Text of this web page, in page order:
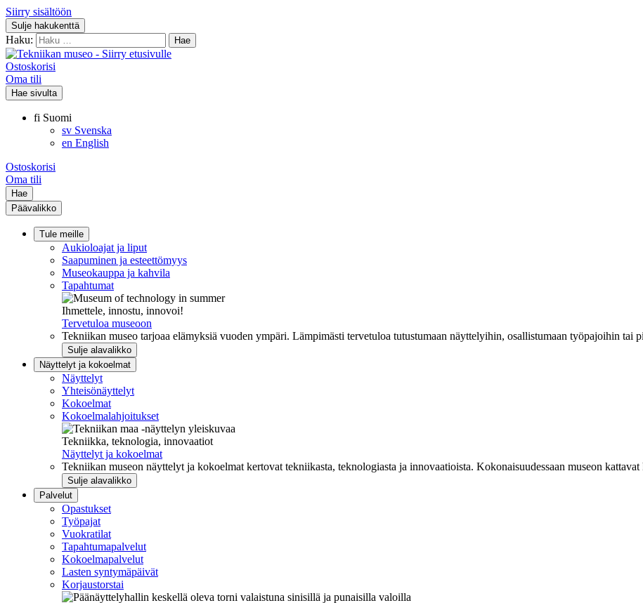
Siirry sisältöön
Sulje hakukenttä
Haku:
Ostoskorisi
Oma tili
Hae sivulta
fi Suomi
sv Svenska
en English
Ostoskorisi
Oma tili
Hae
Päävalikko
Tule meille
Aukioloajat ja liput
Saapuminen ja esteettömyys
Museokauppa ja kahvila
Tapahtumat
Ihmettele, innostu, innovoi!
Tervetuloa museoon
Tekniikan museo tarjoaa elämyksiä vuoden ympäri. Lämpimästi tervetuloa tutustumaan näyttelyihin, osallistumaan työpajoihin tai
Sulje alavalikko
Näyttelyt ja kokoelmat
Näyttelyt
Yhteisönäyttelyt
Kokoelmat
Kokoelmalahjoitukset
Tekniikka, teknologia, innovaatiot
Näyttelyt ja kokoelmat
Tekniikan museon näyttelyt ja kokoelmat kertovat tekniikasta, teknologiasta ja innovaatioista. Kokonaisuudessaan museon
Sulje alavalikko
Palvelut
Opastukset
Työpajat
Vuokratilat
Tapahtumapalvelut
Kokoelmapalvelut
Lasten syntymäpäivät
Korjaustorstai